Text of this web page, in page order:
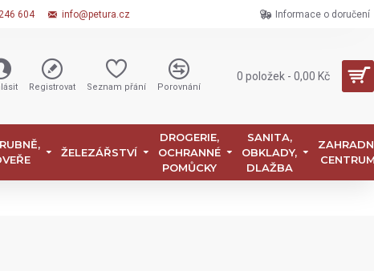
604 info@petura.cz Informace o doručení
Registrovat Seznam přání Porovnání
0 položek - 0,00 Kč
ŽELEZÁŘSTVÍ
DROGERIE,
OCHRANNÉ
POMŮCKY
SANITA,
OBKLADY,
DLAŽBA